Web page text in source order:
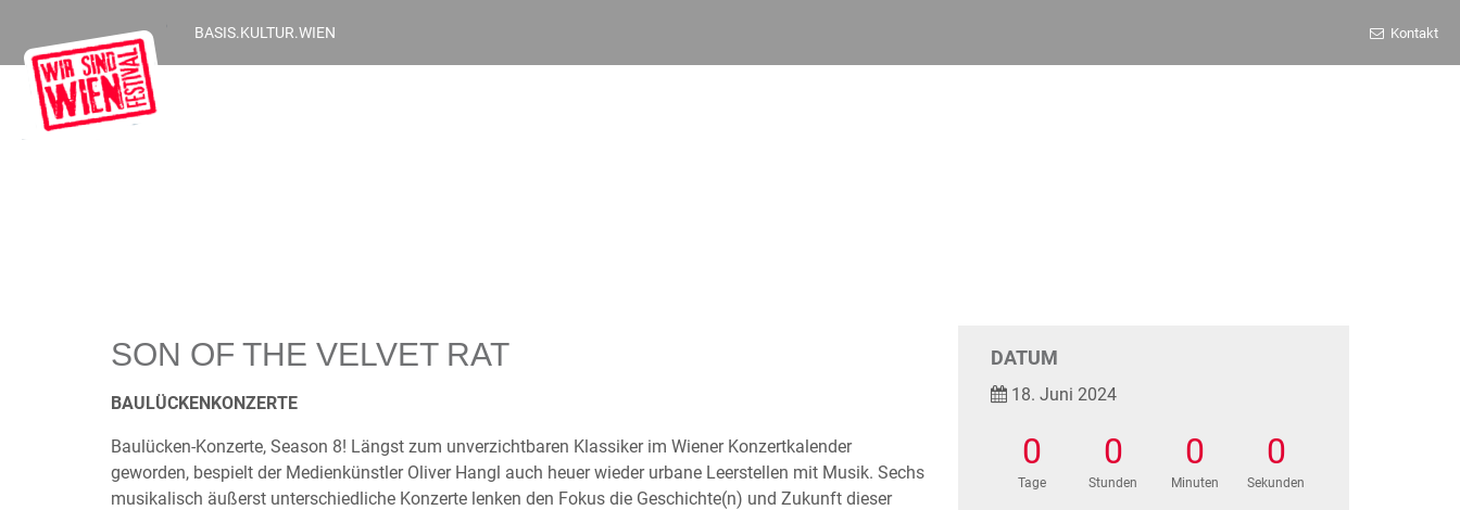
BASIS.KULTUR.WIEN Kontakt
SON OF THE VELVET RAT
BAULÜCKENKONZERTE
Baulücken-Konzerte, Season 8! Längst zum unverzichtbaren Klassiker im Wiener Konzertkalender
geworden, bespielt der Medienkünstler Oliver Hangl auch heuer wieder urbane Leerstellen mit Musik. Sechs
musikalisch äußerst unterschiedliche Konzerte lenken den Fokus die Geschichte(n) und Zukunft dieser
DATUM
18. Juni 2024
0
Tage
0
Stunden
0
Minuten
0
Sekunden